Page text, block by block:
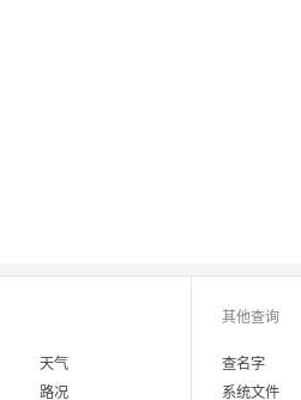
天气
路况
其他查询
查名字
系统文件